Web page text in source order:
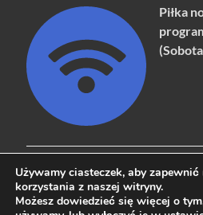
Piłka
Copyright © 2026naziemna.info -
Używamy ciasteczek, aby
korzystania z naszej witryny.
Możesz dowiedzieć się więcej o